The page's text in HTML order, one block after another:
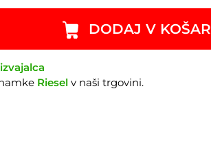
DODAJ V
Riesel v naši trgovini.